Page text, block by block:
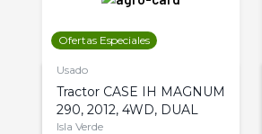
Ofertas Especiales
Usado
Tractor CASE IH MAGNUM
290, 2012, 4WD, DUAL
Isla Verde